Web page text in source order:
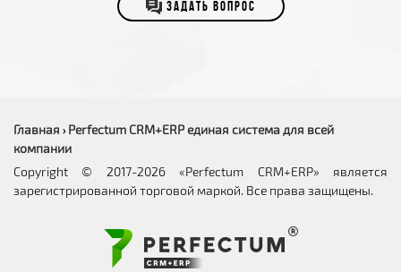
ЗАДАТЬ ВОПРОС
Главная › Perfectum CRM+ERP единая система для всей
компании
Copyright © 2017-2026 «Perfectum CRM+ERP» является
зарегистрированной торговой маркой. Все права защищены.